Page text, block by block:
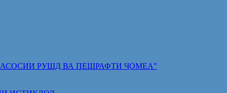
АСОСИИ РУШД ВА ПЕШРАФТИ ҶОМЕА”